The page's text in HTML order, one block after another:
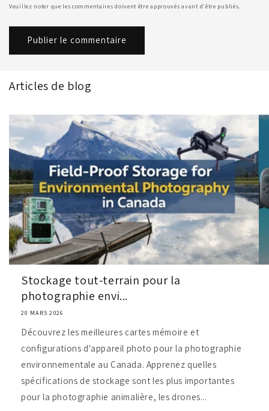
Veuillez noter que les commentaires doivent être approuvés avant d'être publiés.
Articles de blog
Stockage tout-terrain pour la
photographie envi...
20 MARS 2026
Découvrez les meilleures cartes mémoire et
configurations d'appareil photo pour la photographie
environnementale au Canada. Apprenez quelles
spécifications de stockage sont les plus importantes
pour la photographie animalière, les drones...